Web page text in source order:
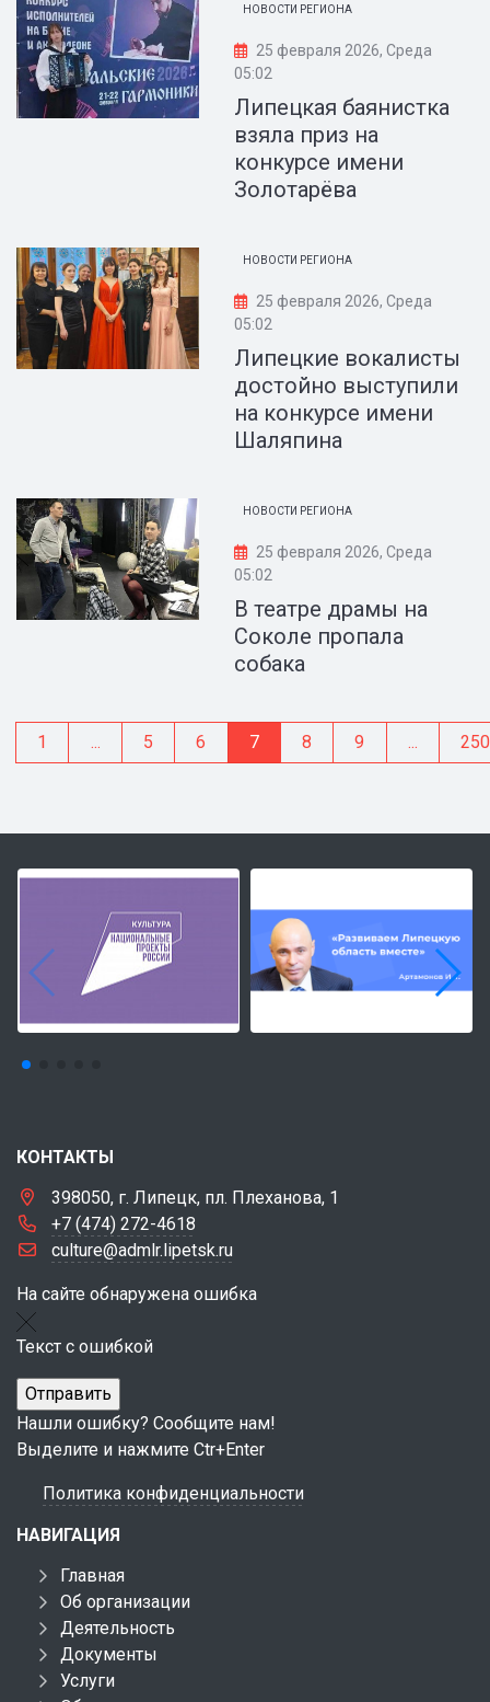
НОВОСТИ РЕГИОНА
25 февраля 2026, Среда
05:02
Липецкая баянистка
взяла приз на
конкурсе имени
Золотарёва
НОВОСТИ РЕГИОНА
25 февраля 2026, Среда
05:02
Липецкие вокалисты
достойно выступили
на конкурсе имени
Шаляпина
НОВОСТИ РЕГИОНА
25 февраля 2026, Среда
05:02
В театре драмы на
Соколе пропала
собака️
1 ... 5 6 7 8 9 ... 250
КОНТАКТЫ
398050, г. Липецк, пл. Плеханова, 1
+7 (474) 272-4618
culture@admlr.lipetsk.ru
На сайте обнаружена ошибка
Текст с ошибкой
Нашли ошибку? Сообщите нам!
Выделите и нажмите Ctr+Enter
Политика конфиденциальности
НАВИГАЦИЯ
Главная
Об организации
Деятельность
Документы
Услуги